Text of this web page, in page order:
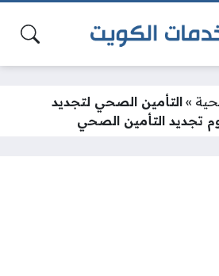
» التأمين الصحي لتجديد
تجديد التأمين الصحي